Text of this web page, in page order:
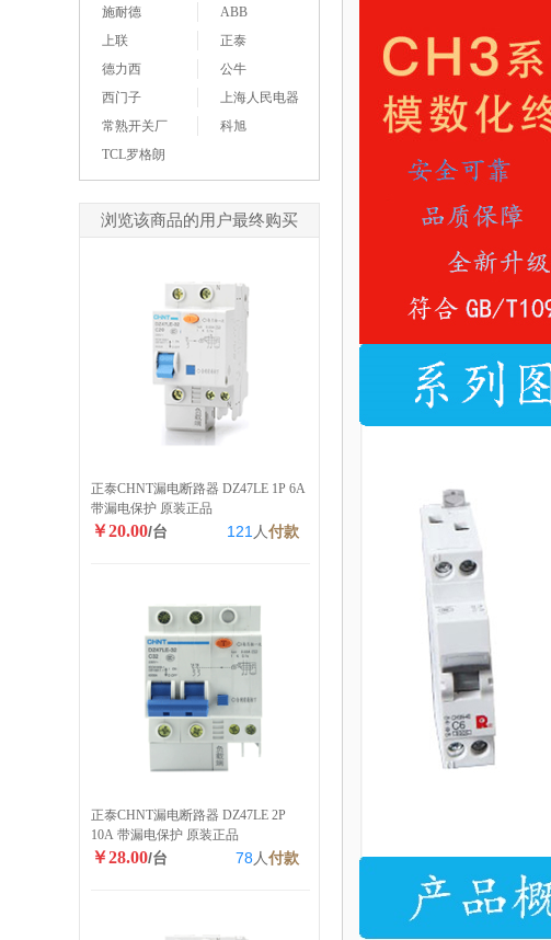
施耐德
ABB
上联
正泰
德力西
公牛
西门子
上海人民电器
常熟开关厂
科旭
TCL罗格朗
浏览该商品的用户最终购买
正泰CHNT漏电断路器 DZ47LE 1P 6A
带漏电保护 原装正品
￥20.00/台 121 人付款
正泰CHNT漏电断路器 DZ47LE 2P
10A 带漏电保护 原装正品
￥28.00/台 78 人付款